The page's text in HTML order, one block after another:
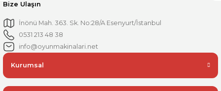
Bize Ulaşın
İnönü Mah. 363. Sk. No:28/A Esenyurt/İstanbul
0531 213 48 38
info@oyunmakinalari.net
Kurumsal